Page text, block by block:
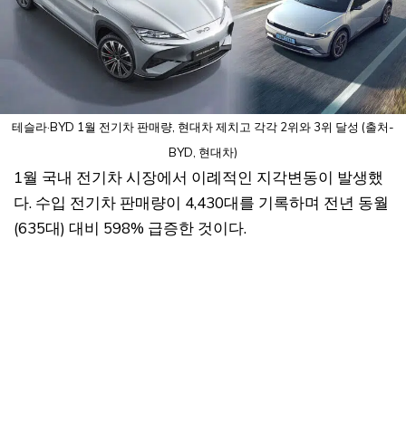
테슬라·BYD 1월 전기차 판매량, 현대차 제치고 각각 2위와 3위 달성 (출처-
BYD, 현대차)
1월 국내 전기차 시장에서 이례적인 지각변동이 발생했
다. 수입 전기차 판매량이 4,430대를 기록하며 전년 동월
(635대) 대비 598% 급증한 것이다.